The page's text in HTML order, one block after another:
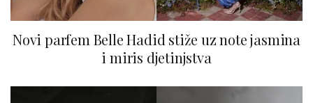
Novi parfem Belle Hadid stiže uz note jasmina
i miris djetinjstva